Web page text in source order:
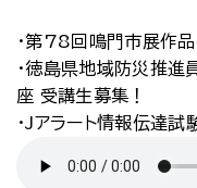
・第78回鳴門市展作
・徳島県地域防災推進
座 受講生募集！
・Jアラート情報伝達試